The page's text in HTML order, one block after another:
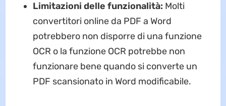
Limitazioni delle funzionalità: Molti
convertitori online da PDF a Word
potrebbero non disporre di una funzione
OCR o la funzione OCR potrebbe non
funzionare bene quando si converte un
PDF scansionato in Word modificabile.